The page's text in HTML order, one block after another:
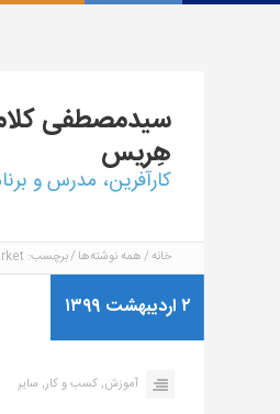
سیدمصطفی
هِریس
کارآفرین، مدرس و
خانه همه نوشته‌ها برچسب: Stock Market
۲ اردیبهشت ۱۳۹۹
آموزش,کسب و کار, سایر